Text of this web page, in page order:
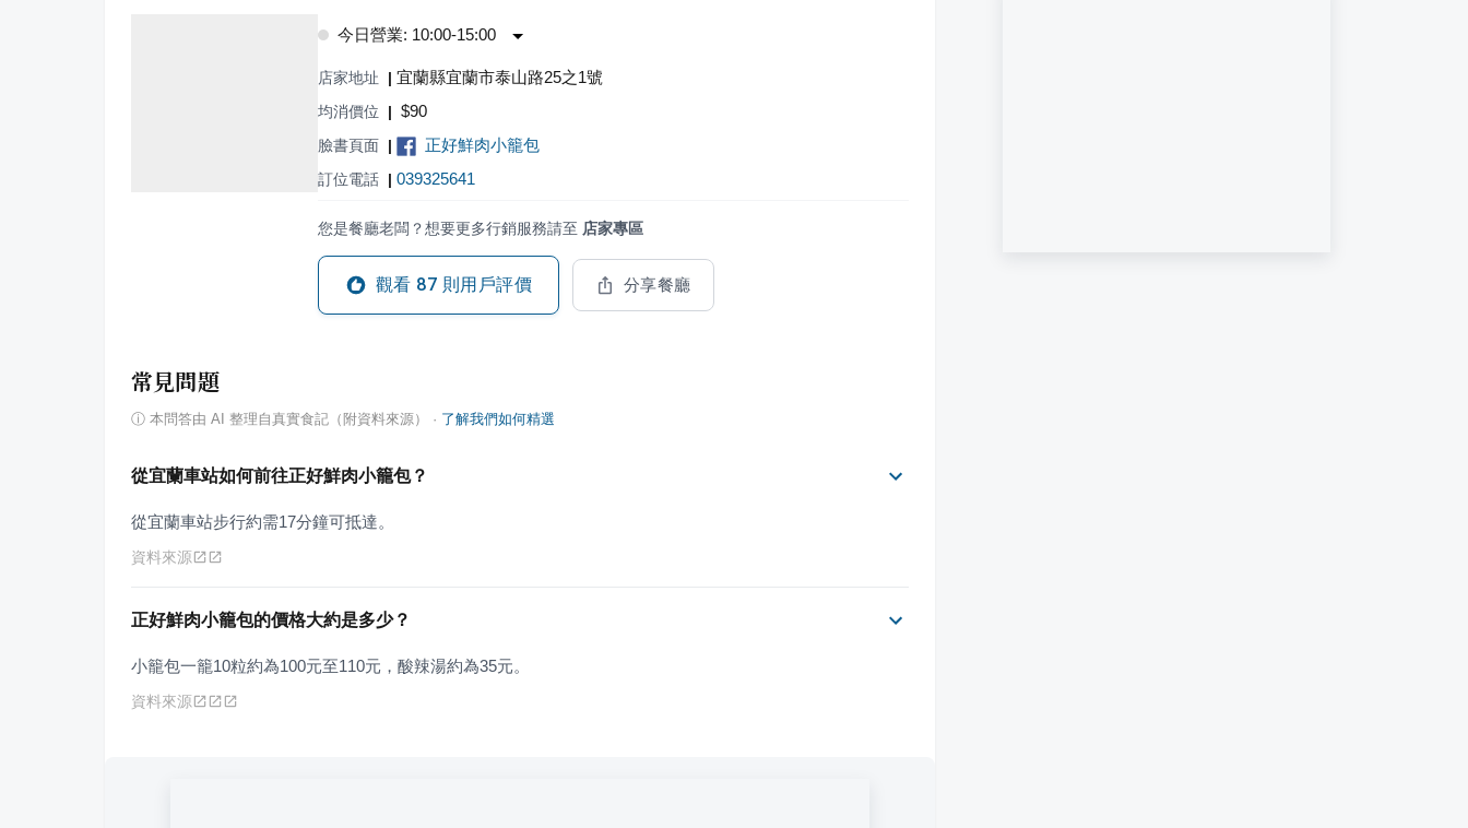
今日營業: 10:00-15:00
店家地址 | 宜蘭縣宜蘭市泰山路25之1號
均消價位 | $90
臉書頁面 | 正好鮮肉小籠包
訂位電話 | 039325641
您是餐廳老闆？想要更多行銷服務請至 店家專區
觀看 87 則用戶評價 分享餐廳
常見問題
ⓘ 本問答由 AI 整理自真實食記（附資料來源） · 了解我們如何精選
從宜蘭車站如何前往正好鮮肉小籠包？
從宜蘭車站步行約需17分鐘可抵達。
資料來源
正好鮮肉小籠包的價格大約是多少？
小籠包一籠10粒約為100元至110元，酸辣湯約為35元。
資料來源